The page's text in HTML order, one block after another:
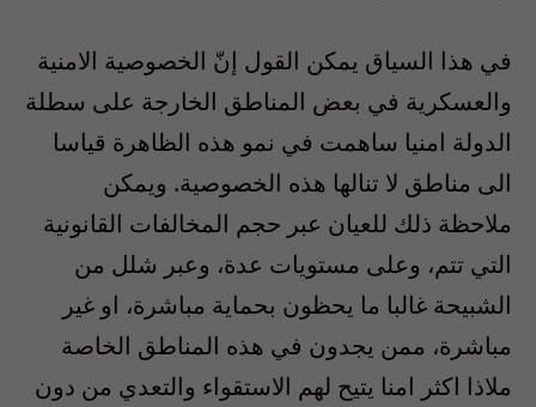
في هذا السياق يمكن القول إنّ الخصوصية الامنية
والعسكرية في بعض المناطق الخارجة على سطلة
الدولة امنيا ساهمت في نمو هذه الظاهرة قياسا
الى مناطق لا تنالها هذه الخصوصية. ويمكن
ملاحظة ذلك للعيان عبر حجم المخالفات القانونية
التي تتم، وعلى مستويات عدة، وعبر شلل من
الشبيحة غالبا ما يحظون بحماية مباشرة، او غير
مباشرة، ممن يجدون في هذه المناطق الخاصة
ملاذا اكثر امنا يتيح لهم الاستقواء والتعدي من دون